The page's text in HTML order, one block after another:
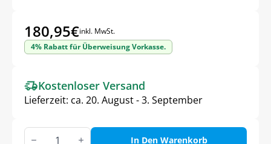
180,95€inkl. MwSt.
4% Rabatt für Überweisung Vorkasse.
Kostenloser Versand
Lieferzeit: ca. 20. August - 3. September
Kupa
NEW In Den Warenkorb